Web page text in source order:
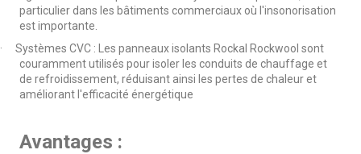
particulier dans les bâtiments commerciaux où l'insonorisation
est importante.
·
Systèmes CVC : Les panneaux isolants Rockal Rockwool sont
couramment utilisés pour isoler les conduits de chauffage et
de refroidissement, réduisant ainsi les pertes de chaleur et
améliorant l'efficacité énergétique
Avantages :